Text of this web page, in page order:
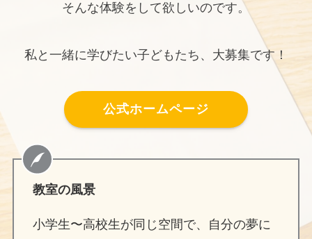
そんな体験をして欲しいのです。
私と一緒に学びたい子どもたち、大募集です！
公式ホームページ
教室の風景
小学生〜高校生が同じ空間で、自分の夢に